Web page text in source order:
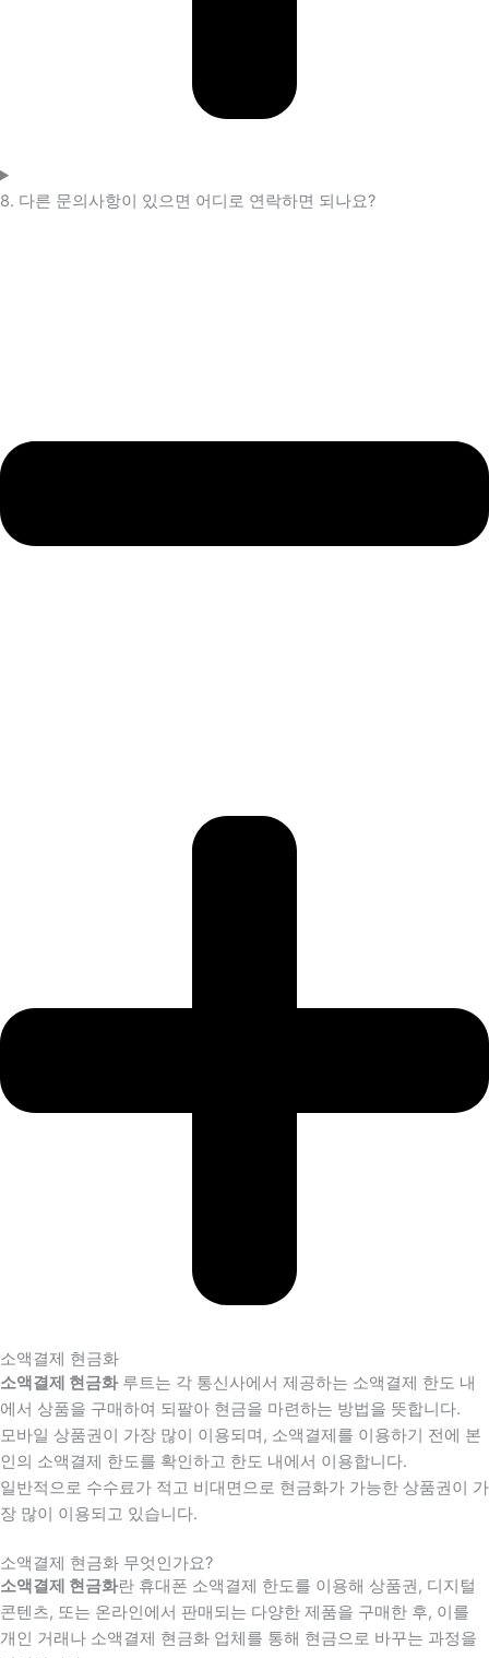
8. 다른 문의사항이 있으면 어디로 연락하면 되나요?
소액결제 현금화
소액결제 현금화루트는 각 통신사에서 제공하는 소액결제 한도 내
에서 상품을 구매하여 되팔아 현금을 마련하는 방법을 뜻합니다.
모바일 상품권이 가장 많이 이용되며, 소액결제를 이용하기 전에 본
인의 소액결제 한도를 확인하고 한도 내에서 이용합니다.
일반적으로 수수료가 적고 비대면으로 현금화가 가능한 상품권이 가
장 많이 이용되고 있습니다.
소액결제 현금화 무엇인가요?
소액결제 현금화란 휴대폰 소액결제 한도를 이용해 상품권, 디지털
콘텐츠, 또는 온라인에서 판매되는 다양한 제품을 구매한 후, 이를
개인 거래나 소액결제 현금화 업체를 통해 현금으로 바꾸는 과정을